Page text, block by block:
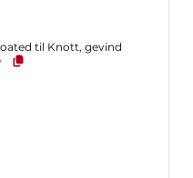
til Knott, gevind